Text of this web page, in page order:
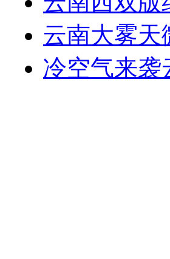
云南大雾天
冷空气来